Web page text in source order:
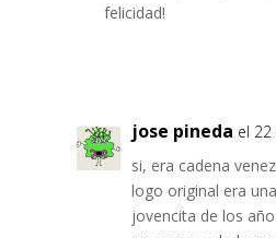
felicidad!
jose pineda el
si, era cadena
logo original era
jovencita de los